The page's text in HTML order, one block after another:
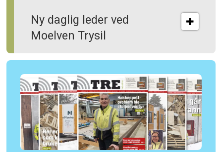
Ny daglig leder ved
Moelven Trysil